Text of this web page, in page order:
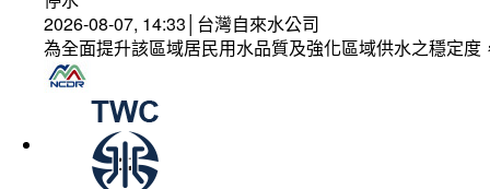
2026-08-07, 14:33│台灣自來水公司
為全面提升該區域居民用水品質及強化區域供水之穩定